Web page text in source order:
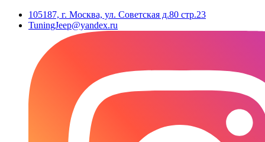
105187, г. Москва, ул. Советская д.80 стр.23
TuningJeep@yandex.ru